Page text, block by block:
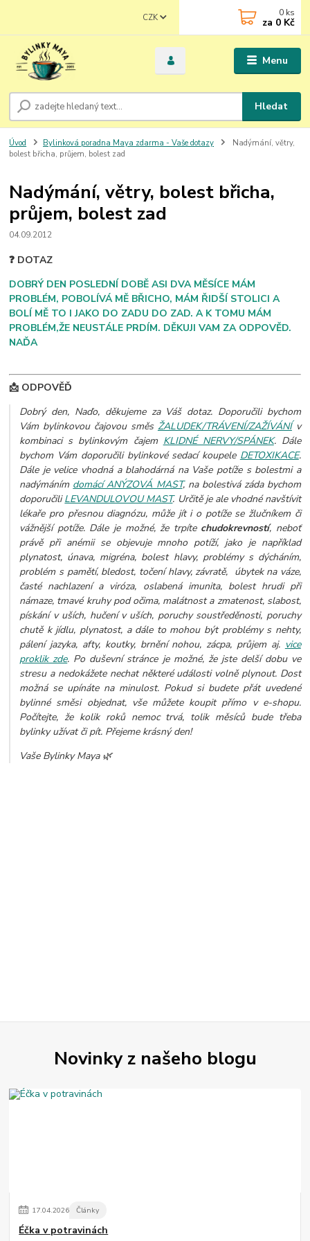
Menu
CZK
Hledat
0 ks
za 0 Kč
Úvod Bylinková poradna Maya zdarma - Vaše dotazy
Nadýmání, větry,
bolest břicha, průjem, bolest zad
Nadýmání, větry, bolest břicha,
průjem, bolest zad
04.09.2012
❓ DOTAZ
DOBRÝ DEN POSLEDNÍ DOBĚ ASI DVA MĚSÍCE MÁM
PROBLÉM, POBOLÍVÁ MĚ BŘICHO, MÁM ŘIDŠÍ STOLICI A
BOLÍ MĚ TO I JAKO DO ZADU DO ZAD. A K TOMU MÁM
PROBLÉM,ŽE NEUSTÁLE PRDÍM. DĚKUJI VAM ZA ODPOVĚD.
NAĎA
📩 ODPOVĚĎ
Dobrý den, Naďo, děkujeme za Váš dotaz. Doporučili bychom
Vám bylinkovou čajovou směs ŽALUDEK/TRÁVENÍ/ZAŽÍVÁNÍv
kombinaci s bylinkovým čajem KLIDNÉ NERVY/SPÁNEK. Dále
bychom Vám doporučili bylinkové sedací koupele DETOXIKACE.
Dále je velice vhodná a blahodárná na Vaše potíže s bolestmi a
nadýmáním domácí ANÝZOVÁ MAST, na bolestivá záda bychom
doporučiliLEVANDULOVOU MAST. Určitě je ale vhodné navštívit
lékaře pro přesnou diagnózu, může jít i o potíže se žlučníkem či
vážnější potíže. Dále je možné, že trpíte chudokrevností, neboť
právě při anémii se objevuje mnoho potíží, jako je například
plynatost, únava, migréna, bolest hlavy, problémy s dýcháním,
problém s pamětí, bledost, točení hlavy, závratě, úbytek na váze,
časté nachlazení a viróza, oslabená imunita, bolest hrudi při
námaze, tmavé kruhy pod očima, malátnost a zmatenost, slabost,
pískání v uších, hučení v uších, poruchy soustředěnosti, poruchy
chutě k jídlu, plynatost, a dále to mohou být problémy s nehty,
pálení jazyka, afty, koutky, brnění nohou, zácpa, průjem aj. vice
proklik zde. Po duševní stránce je možné, že jste delší dobu ve
stresu a nedokážete nechat některé události volně plynout. Dost
možná se upínáte na minulost. Pokud si budete přát uvedené
bylinné směsi objednat, vše můžete koupit přímo v e-shopu.
Počítejte, že kolik roků nemoc trvá, tolik měsíců bude třeba
bylinky užívat či pít. Přejeme krásný den!
Vaše Bylinky Maya 🌿
Novinky z našeho blogu
17.04.2026 Články
Éčka v potravinách